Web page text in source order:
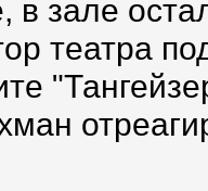
зале
театра